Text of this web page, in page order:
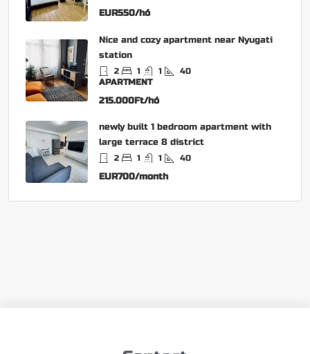
EUR550/hó
Nice and cozy apartment near Nyugati
station
2 1 1
40
APARTMENT
215.000Ft/hó
newly built 1 bedroom apartment with
large terrace 8 district
2 1 1 40
EUR700/month